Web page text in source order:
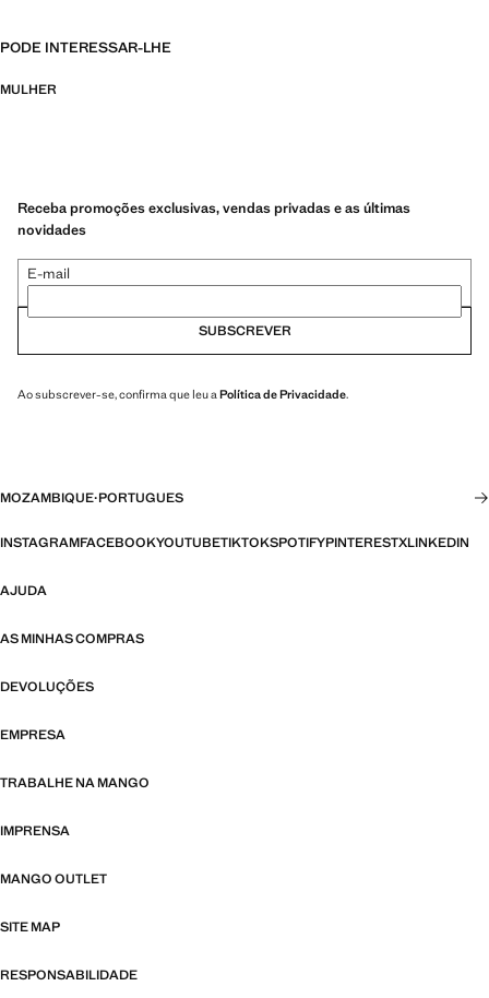
PODE INTERESSAR-LHE
MULHER
Receba promoções exclusivas, vendas privadas e as últimas
novidades
E-mail
SUBSCREVER
Ao subscrever-se, confirma que leu a Política de Privacidade.
MOZAMBIQUE·PORTUGUES
INSTAGRAMFACEBOOKYOUTUBETIKTOKSPOTIFYPINTERESTXLINKEDIN
AJUDA
AS MINHAS COMPRAS
DEVOLUÇÕES
EMPRESA
TRABALHE NA MANGO
IMPRENSA
MANGO OUTLET
SITE MAP
RESPONSABILIDADE